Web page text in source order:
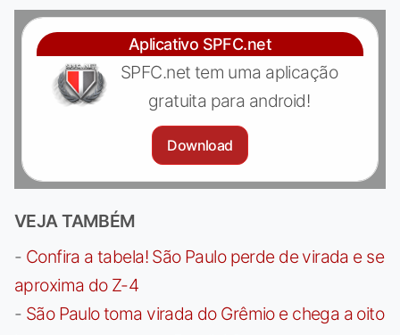
Aplicativo SPFC.net
SPFC.net tem uma aplicação
gratuita para android!
Download
VEJA TAMBÉM
- Confira a tabela! São Paulo perde de virada e se
aproxima do Z-4
- São Paulo toma virada do Grêmio e chega a oito